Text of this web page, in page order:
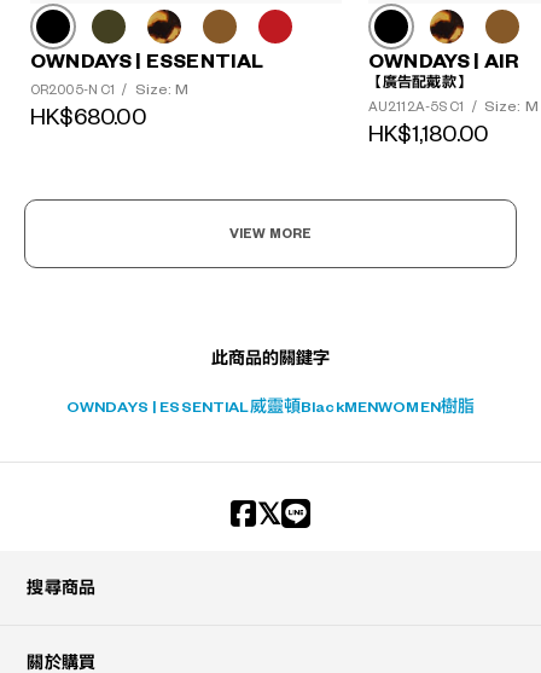
OWNDAYS | ESSENTIAL
OR2005-N C1 / Size: M
HK$680.00
OWNDAYS | AIR
【廣告配戴款】
AU2112A-5S C1
/ Size: M
HK$1,180.00
VIEW MORE
此商品的關鍵字
OWNDAYS | ESSENTIAL威靈頓 BlackMENWOMEN樹脂
搜尋商品
關於購買